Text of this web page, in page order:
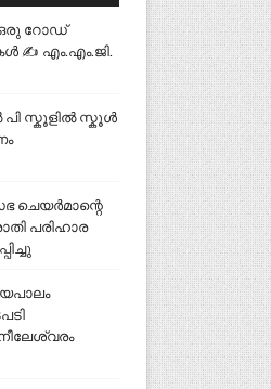
റോഡ്
✍️ എം.എം.ജി.
പി സ്കൂളിൽ സ്കൂൾ
ചെയർമാന്റെ
പരിഹാര